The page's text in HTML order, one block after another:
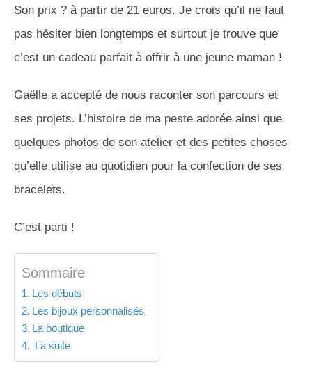
Son prix ? à partir de 21 euros. Je crois qu’il ne faut
pas hésiter bien longtemps et surtout je trouve que
c’est un cadeau parfait à offrir à une jeune maman !
Gaëlle a accepté de nous raconter son parcours et
ses projets. L’histoire de ma peste adorée ainsi que
quelques photos de son atelier et des petites choses
qu’elle utilise au quotidien pour la confection de ses
bracelets.
C’est parti !
Sommaire
Les débuts
Les bijoux personnalisés
La boutique
La suite